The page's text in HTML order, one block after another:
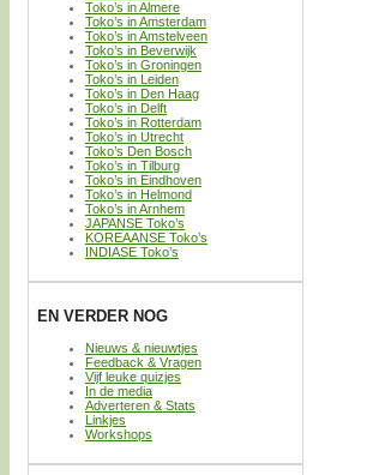
Toko’s in Almere
Toko’s in Amsterdam
Toko’s in Amstelveen
Toko’s in Beverwijk
Toko’s in Groningen
Toko’s in Leiden
Toko’s in Den Haag
Toko’s in Delft
Toko’s in Rotterdam
Toko’s in Utrecht
Toko’s Den Bosch
Toko’s in Tilburg
Toko’s in Eindhoven
Toko’s in Helmond
Toko’s in Arnhem
JAPANSE Toko’s
KOREAANSE Toko’s
INDIASE Toko’s
EN VERDER NOG
Nieuws & nieuwtjes
Feedback & Vragen
Vijf leuke quizjes
In de media
Adverteren & Stats
Linkjes
Workshops